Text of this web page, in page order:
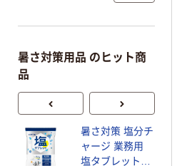
暑さ対策用品 のヒット商
品
暑さ対策 塩分チ
ャージ 業務用
塩タブレット＜